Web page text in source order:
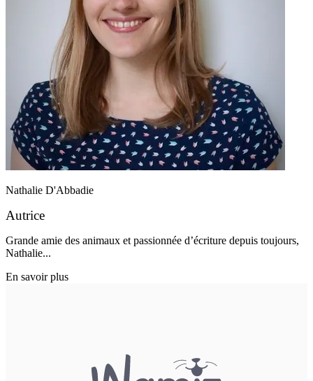
Nathalie D'Abbadie
Autrice
Grande amie des animaux et passionnée d’écriture depuis toujours,
Nathalie...
En savoir plus